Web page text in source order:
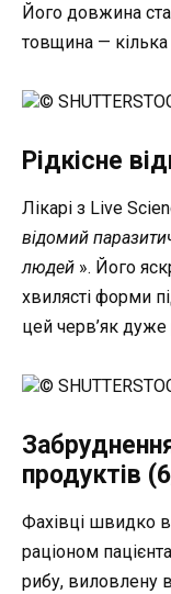
Його довжина
товщина — кілька
©
Рідкісне
Лікарі з Live
відомий
людей ». Його
хвилясті форми
цей черв’як дуже
©
продуктів
Фахівці швидко
раціоном
рибу, виловлену